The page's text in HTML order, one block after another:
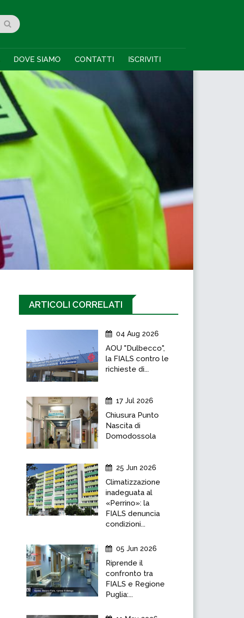
DOVE SIAMO CONTATTI ISCRIVITI
ARTICOLI CORRELATI
04 Aug 2026
AOU "Dulbecco",
la FIALS contro le
richieste di...
17 Jul 2026
Chiusura Punto
Nascita di
Domodossola
25 Jun 2026
Climatizzazione
inadeguata al
«Perrino»: la
FIALS denuncia
condizioni...
05 Jun 2026
Riprende il
confronto tra
FIALS e Regione
Puglia:...